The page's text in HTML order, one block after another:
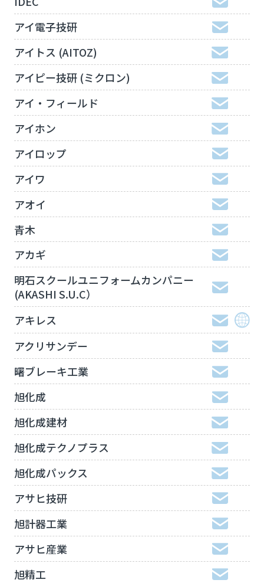
アイ電子技研
アイトス (AITOZ)
アイピー技研 (ミクロン)
アイ・フィールド
アイホン
アイロップ
アイワ
アオイ
青木
アカギ
明石スクールユニフォームカンパニー
(AKASHI S.U.C）
アキレス
アクリサンデー
曙ブレーキ工業
旭化成
旭化成建材
旭化成テクノプラス
旭化成パックス
アサヒ技研
旭計器工業
アサヒ産業
旭精工